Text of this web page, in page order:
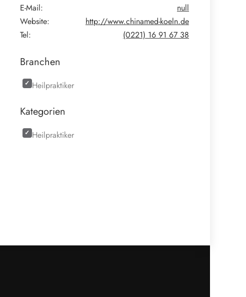
E-Mail:
null
Website:
http://www.chinamed-koeln.de
Tel:
(0221) 16 91 67 38
Branchen
Heilpraktiker
Kategorien
Heilpraktiker